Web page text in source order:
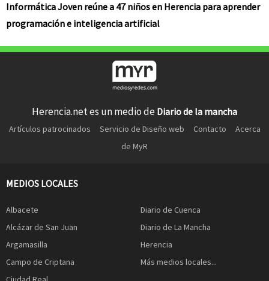
Informática Joven reúne a 47 niños en Herencia para aprender
programación e inteligencia artificial
Herencia.net es un medio de Diario de la mancha
Artículos patrocinados Servicio de Diseño web Contacto
Acerca
de MyR
MEDIOS LOCALES
Albacete
Alcázar de San Juan
Argamasilla
Campo de Criptana
Diario de Cuenca
Diario de La Mancha
Herencia
Más medios locales...